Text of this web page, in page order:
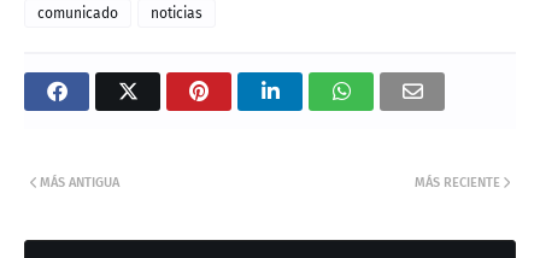
comunicado noticias
MÁS RECIENTE
MÁS ANTIGUA